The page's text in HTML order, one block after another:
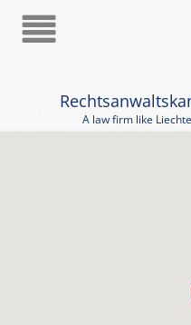
A law firm like